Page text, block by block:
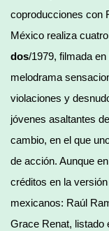
coproducciones con
México realiza
dos/1979, filmada
melodrama
violaciones y
jóvenes asaltantes
cambio, en el que
de acción. Aunque
créditos en la
mexicanos: Raúl
Grace Renat, listado